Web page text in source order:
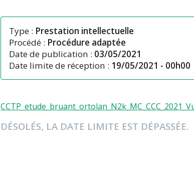
Type : Prestation intellectuelle
Procédé : Procédure adaptée
Date de publication : 03/05/2021
Date limite de réception : 19/05/2021 - 00h00
DÉSOLÉS, LA DATE LIMITE EST DÉPASSÉE.